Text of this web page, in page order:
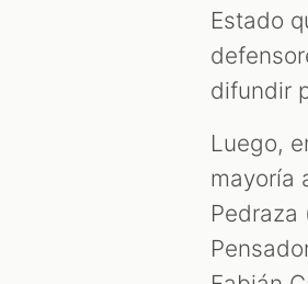
Estado
difundir
Luego,
mayoría
Pedraza